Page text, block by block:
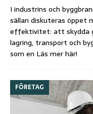
I industrins och
sällan diskuteras öppet
effektivitet: att skydda
lagring, transport och
som en Läs mer här!
FÖRETAG